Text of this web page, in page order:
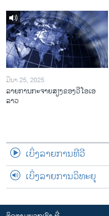
ມີນາ 25, 2025
ລາຍການກະຈາຍສຽງຂອງວີໂອເອ
ລາວ
ເບິ່ງລາຍການທີວີ
ເບິ່ງລາຍການວິທະຍຸ